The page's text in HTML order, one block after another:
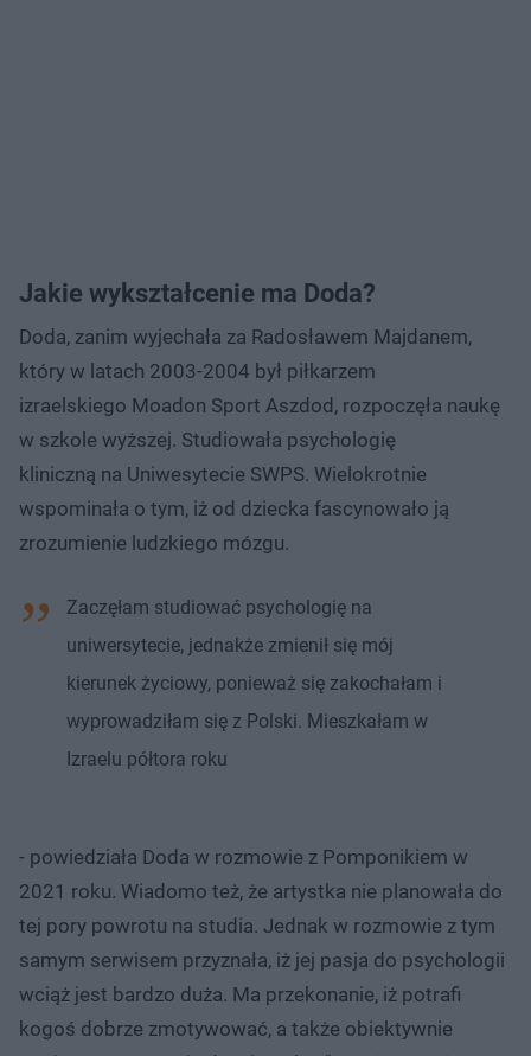
Jakie wykształcenie ma Doda?
Doda, zanim wyjechała za Radosławem Majdanem,
który w latach 2003-2004 był piłkarzem
izraelskiego Moadon Sport Aszdod, rozpoczęła naukę
w szkole wyższej. Studiowała psychologię
kliniczną na Uniwesytecie SWPS. Wielokrotnie
wspominała o tym, iż od dziecka fascynowało ją
zrozumienie ludzkiego mózgu.
Zaczęłam studiować psychologię na
uniwersytecie, jednakże zmienił się mój
kierunek życiowy, ponieważ się zakochałam i
wyprowadziłam się z Polski. Mieszkałam w
Izraelu półtora roku
- powiedziała Doda w rozmowie z Pomponikiem w
2021 roku. Wiadomo też, że artystka nie planowała do
tej pory powrotu na studia. Jednak w rozmowie z tym
samym serwisem przyznała, iż jej pasja do psychologii
wciąż jest bardzo duża. Ma przekonanie, iż potrafi
kogoś dobrze zmotywować, a także obiektywnie